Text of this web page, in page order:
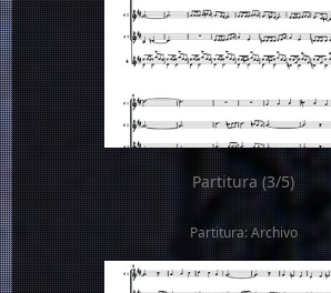
Partitura (3/5)
Partitura: Archivo